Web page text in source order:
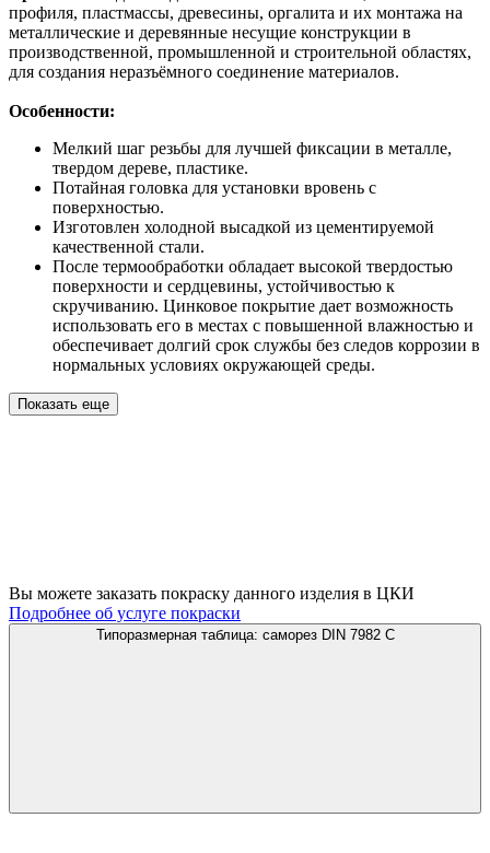
профиля, пластмассы, древесины, оргалита и их монтажа на
металлические и деревянные несущие конструкции в
производственной, промышленной и строительной областях,
для создания неразъёмного соединение материалов.
Особенности:
Мелкий шаг резьбы для лучшей фиксации в металле,
твердом дереве, пластике.
Потайная головка для установки вровень с
поверхностью.
Изготовлен холодной высадкой из цементируемой
качественной стали.
После термообработки обладает высокой твердостью
поверхности и сердцевины, устойчивостью к
скручиванию. Цинковое покрытие дает возможность
использовать его в местах с повышенной влажностью и
обеспечивает долгий срок службы без следов коррозии в
нормальных условиях окружающей среды.
Показать еще
Вы можете заказать покраску данного изделия в ЦКИ
Подробнее об услуге покраски
Типоразмерная таблица: саморез DIN 7982 C